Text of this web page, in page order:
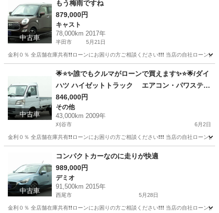
中古車
もう梅雨ですね
879,000円
キャスト
78,000km 2017年
半田市 5月21日
金利０％ 全店舗在庫共有❗️❗️ローンにお困りの方ご相談ください❗️❗️❗️ 当店の自社ロ
キャスト ローン
中古車
🌟⭐️✨誰でもクルマがローンで買えます✨⭐️🌟/ダイ
ハツ ハイゼットトラック エアコン・パワステ
スペシャル
846,000円
その他
43,000km 2009年
刈谷市 6月2日
金利０％ 全店舗在庫共有❗️❗️ローンにお困りの方ご相談ください❗️❗️❗️ 当店の自社ロ
その他 トラック
中古車
コンパクトカーなのに走りが快適
989,000円
デミオ
91,500km 2015年
西尾市 5月28日
金利０％ 全店舗在庫共有❗️❗️ローンにお困りの方ご相談ください❗️❗️❗️ 当店の自社ロ